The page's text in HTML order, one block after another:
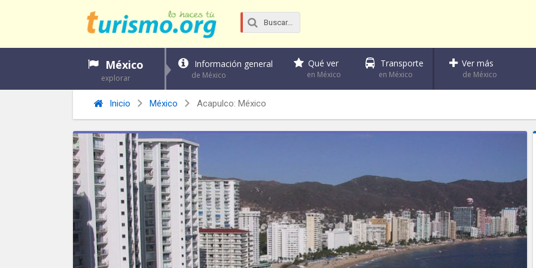
México
explorar
Información general
de México
Qué ver
en México
Transporte
en México
Ver más
de México
Inicio México Acapulco: México